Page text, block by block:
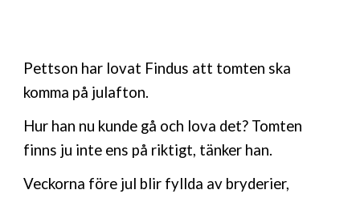
Pettson har lovat Findus att tomten ska
komma på julafton.
Hur han nu kunde gå och lova det? Tomten
finns ju inte ens på riktigt, tänker han.
Veckorna före jul blir fyllda av bryderier,